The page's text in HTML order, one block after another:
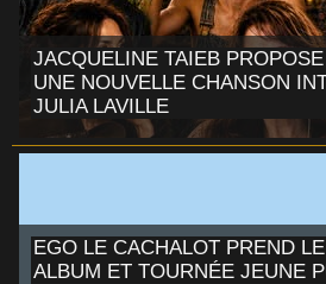
JACQUELINE TAIEB
UNE NOUVELLE CHANSON
JULIA LAVILLE
EGO LE CACHALOT PREND
ALBUM ET TOURNÉE JEUNE